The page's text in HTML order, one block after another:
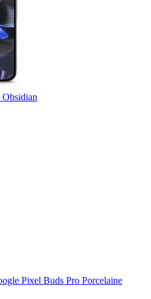
Pixel Buds Pro Porcelaine